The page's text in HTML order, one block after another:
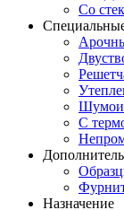
Со
С
Назначение